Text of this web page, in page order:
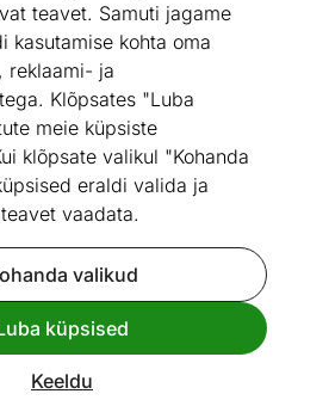
teavet. Samuti jagame
kasutamise kohta oma
reklaami- ja
Klõpsates "Luba
meie küpsiste
klõpsate valikul "Kohanda
eraldi valida ja
vaadata.
valikud
küpsised
Keeldu
Vaata sarnaseid